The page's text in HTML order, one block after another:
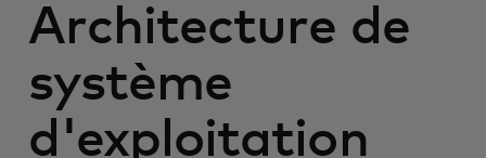
Architecture de
système
d'exploitation